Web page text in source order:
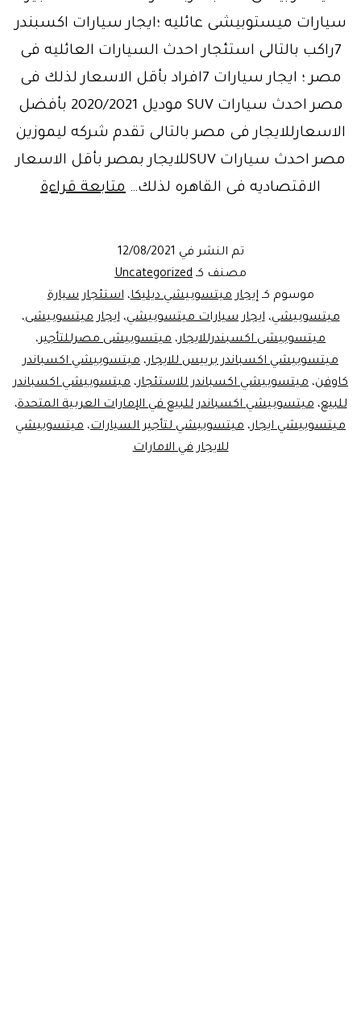
سيارات ميستوبيشى عائليه ؛ايجار سيارات اكسبندر
7راكب بالتالى استئجار احدث السيارات العائليه فى
مصر ؛ ايجار سيارات 7افراد بأقل الاسعار لذلك فى
مصر احدث سيارات SUV موديل 2020/2021 بأفضل
الاسعارللايجار فى مصر بالتالى تقدم شركه ليموزين
مصر احدث سيارات SUVللايجار بمصر بأقل الاسعار
الاقتصاديه فى القاهره لذلك… متابعة قراءة
للايجار
تم النشر في 12/08/2021
مصنف كـ Uncategorized
موسوم كـإيجار ميتسوبيشي ديليكا،استئجار سيارة
ميتسوبيشي،ايجار سيارات ميتسوبيشي،ايجار ميتسوبيشى،
ميتسوبيشى اكسبندرللايجار، ميتسوبيشى مصرللتأجير،
ميتسوبيشي اكسباندر برييس للايجار، ميتسوبيشي اكسباندر
كاوفن، ميتسوبيشي اكسباندر للاستئجار، ميتسوبيشي اكسباندر
للبيع،ميتسوبيشي اكسباندر للبيع في الإمارات العربية المتحدة،
ميتسوبيشي ايجار، ميتسوبيشي لتأجير السيارات، ميتسوبيشي
للايجار في الامارات